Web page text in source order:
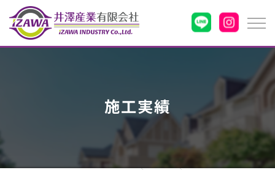
施工実績